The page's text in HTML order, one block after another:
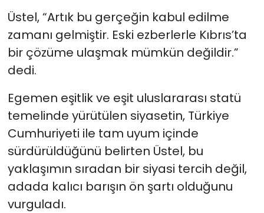
Üstel, “Artık bu gerçeğin kabul edilme
zamanı gelmiştir. Eski ezberlerle Kıbrıs’ta
bir çözüme ulaşmak mümkün değildir.”
dedi.
Egemen eşitlik ve eşit uluslararası statü
temelinde yürütülen siyasetin, Türkiye
Cumhuriyeti ile tam uyum içinde
sürdürüldüğünü belirten Üstel, bu
yaklaşımın sıradan bir siyasi tercih değil,
adada kalıcı barışın ön şartı olduğunu
vurguladı.